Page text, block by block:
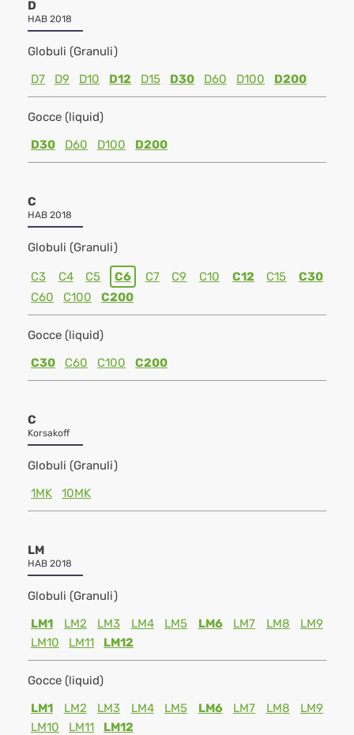
D
HAB 2018
Globuli (Granuli)
D7
D9 D10 D12 D15 D30 D60 D100 D200
Gocce (liquid)
D30
D60 D100 D200
C
HAB 2018
Globuli (Granuli)
C3 C4 C5 C6 C7 C9 C10 C12 C15
C30
C60
C100 C200
Gocce (liquid)
C30
C60 C100 C200
C
Korsakoff
Globuli (Granuli)
1MK
10MK
LM
HAB 2018
Globuli (Granuli)
LM1
LM2 LM3 LM4 LM5 LM6 LM7 LM8
LM9
LM10
LM11 LM12
Gocce (liquid)
LM1
LM2 LM3 LM4 LM5 LM6 LM7 LM8
LM9
LM10
LM11 LM12